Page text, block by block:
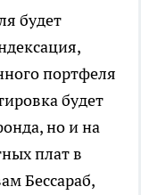
будет
портфеля
будет
но и на
плат в
Бессараб,